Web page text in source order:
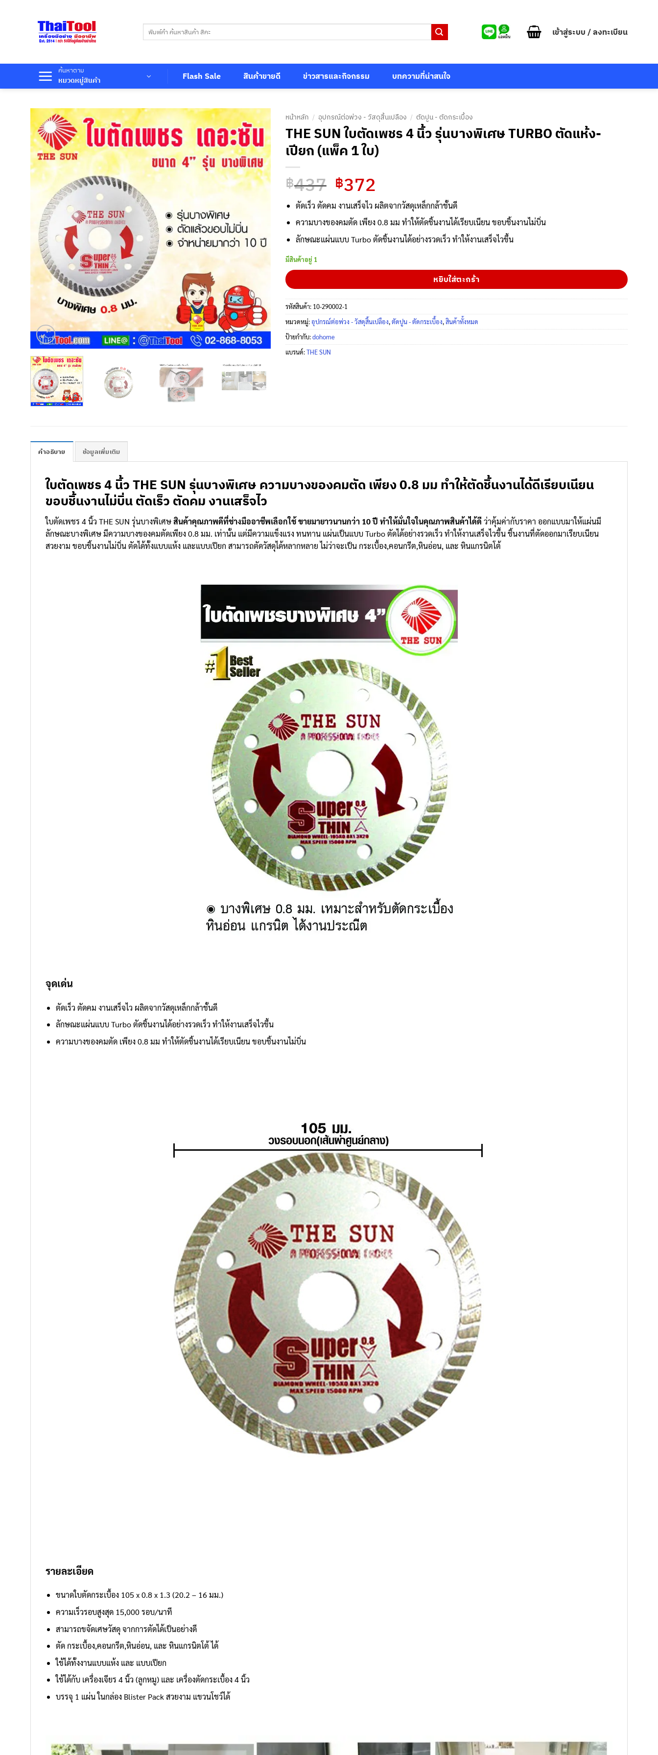
เข้าสู่ระบบ / ลงทะเบียน
ค้นหาตาม
หมวดหมู่สินค้า Flash Sale สินค้าขายดี ข่าวสารและกิจกรรม บทความที่น่าสนใจ
หน้าหลัก / อุปกรณ์ต่อพ่วง - วัสดุสิ้นเปลือง / ตัดปูน - ตัดกระเบื้อง
THE SUN ใบตัดเพชร 4 นิ้ว รุ่นบางพิเศษ TURBO ตัดแห้ง-
เปียก (แพ็ค 1 ใบ)
฿437 Original
price
was:
฿437.
฿372
is:
฿372.
ตัดเร็ว ตัดคม งานเสร็จไว ผลิตจากวัสดุเหล็กกล้าชั้นดี
ความบางของคมตัด เพียง 0.8 มม ทำให้ตัดชิ้นงานได้เรียบเนียน ขอบชิ้นงานไม่บิ่น
ลักษณะแผ่นแบบ Turbo ตัดชิ้นงานได้อย่างรวดเร็ว ทำให้งานเสร็จไวขึ้น
มีสินค้าอยู่ 1
หยิบใส่ตะกร้า
รหัสสินค้า: 10-290002-1
หมวดหมู่:อุปกรณ์ต่อพ่วง - วัสดุสิ้นเปลือง,ตัดปูน - ตัดกระเบื้อง,สินค้าทั้งหมด
ป้ายกำกับ:dohome
แบรนด์:THE SUN
คำอธิบาย ข้อมูลเพิ่มเติม
ใบตัดเพชร 4 นิ้ว THE SUN รุ่นบางพิเศษ ความบางของคมตัด เพียง 0.8 มม ทำให้ตัดชิ้นงานได้ดีเรียบเนียน
ขอบชิ้นงานไม่บิ่น ตัดเร็ว ตัดคม งานเสร็จไว
ใบตัดเพชร 4 นิ้ว THE SUN รุ่นบางพิเศษสินค้าคุณภาพดีที่ช่างมืออาชีพเลือกใช้ ขายมายาวนานกว่า 10 ปี ทำให้มั่นใจในคุณภาพสินค้าได้ดี ว่าคุ้มค่ากับราคา ออกแบบมาให้แผ่นมี
ลักษณะบางพิเศษ มีความบางของคมตัดเพียง 0.8 มม. เท่านั้น แต่มีความแข็งแรง ทนทาน แผ่นเป็นแบบ Turbo ตัดได้อย่างรวดเร็ว ทำให้งานเสร็จไวขึ้น ชิ้นงานที่ตัดออกมาเรียบเนียน
สวยงาม ขอบชิ้นงานไม่บิ่น ตัดได้ทั้งแบบแห้ง และแบบเปียก สามารถตัดวัสดุได้หลากหลาย ไม่ว่าจะเป็น กระเบื้อง,คอนกรีต,หินอ่อน, และ หินแกรนิตโต้
จุดเด่น
ตัดเร็ว ตัดคม งานเสร็จไว ผลิตจากวัสดุเหล็กกล้าชั้นดี
ลักษณะแผ่นแบบ Turbo ตัดชิ้นงานได้อย่างรวดเร็ว ทำให้งานเสร็จไวขึ้น
ความบางของคมตัด เพียง 0.8 มม ทำให้ตัดชิ้นงานได้เรียบเนียน ขอบชิ้นงานไม่บิ่น
รายละเอียด
ขนาดใบตัดกระเบื้อง 105 x 0.8 x 1.3 (20.2 – 16 มม.)
ความเร็วรอบสูงสุด 15,000 รอบ/นาที
สามารถขจัดเศษวัสดุ จากการตัดได้เป็นอย่างดี
ตัด กระเบื้อง,คอนกรีต,หินอ่อน, และ หินแกรนิตโต้ ได้
ใช้ได้ทั้งงานแบบแห้ง และ แบบเปียก
ใช้ได้กับ เครื่องเจียร 4 นิ้ว (ลูกหมู) และ เครื่องตัดกระเบื้อง 4 นิ้ว
บรรจุ 1 แผ่น ในกล่อง Blister Pack สวยงาม แขวนโชว์ได้